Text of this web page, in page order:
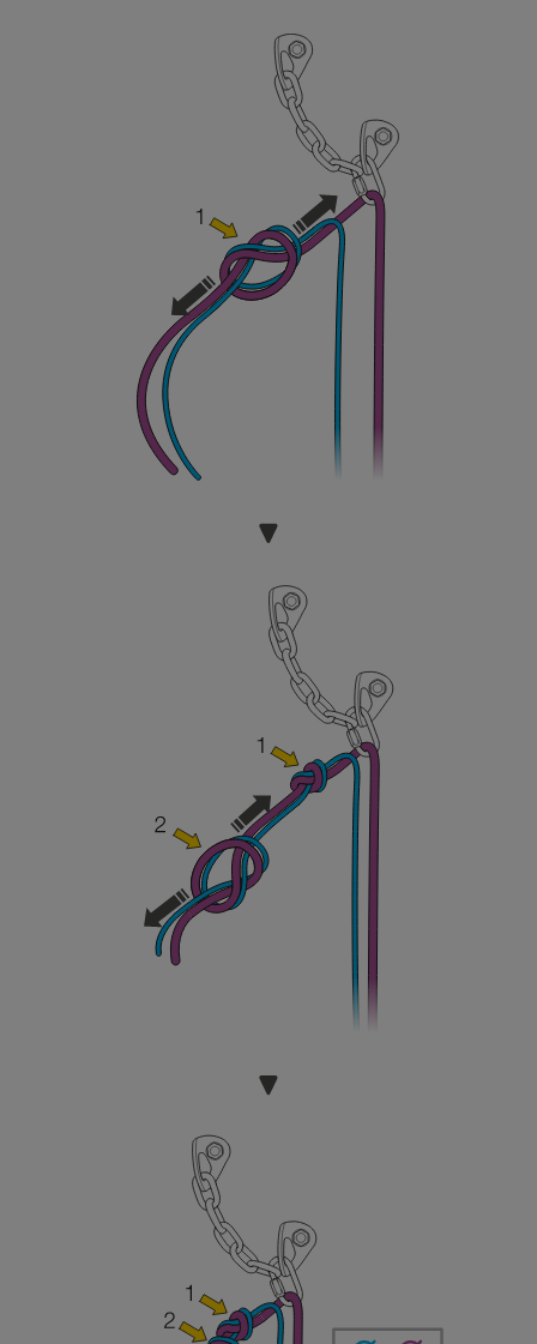
Forniamo esempi di tecniche relative alla vostra
attività. Ne possono esistere altre che non
vengono qui descritte.